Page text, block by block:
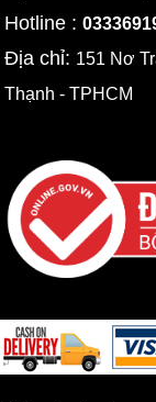
Hotline :
Địa chỉ: 151 Nơ
Thạnh - TPHCM